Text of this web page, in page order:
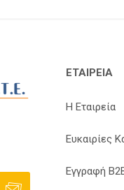
ΕΤΑΙΡΕΊΑ
Η Εταιρεία
Ευκαιρίες
Εγγραφή